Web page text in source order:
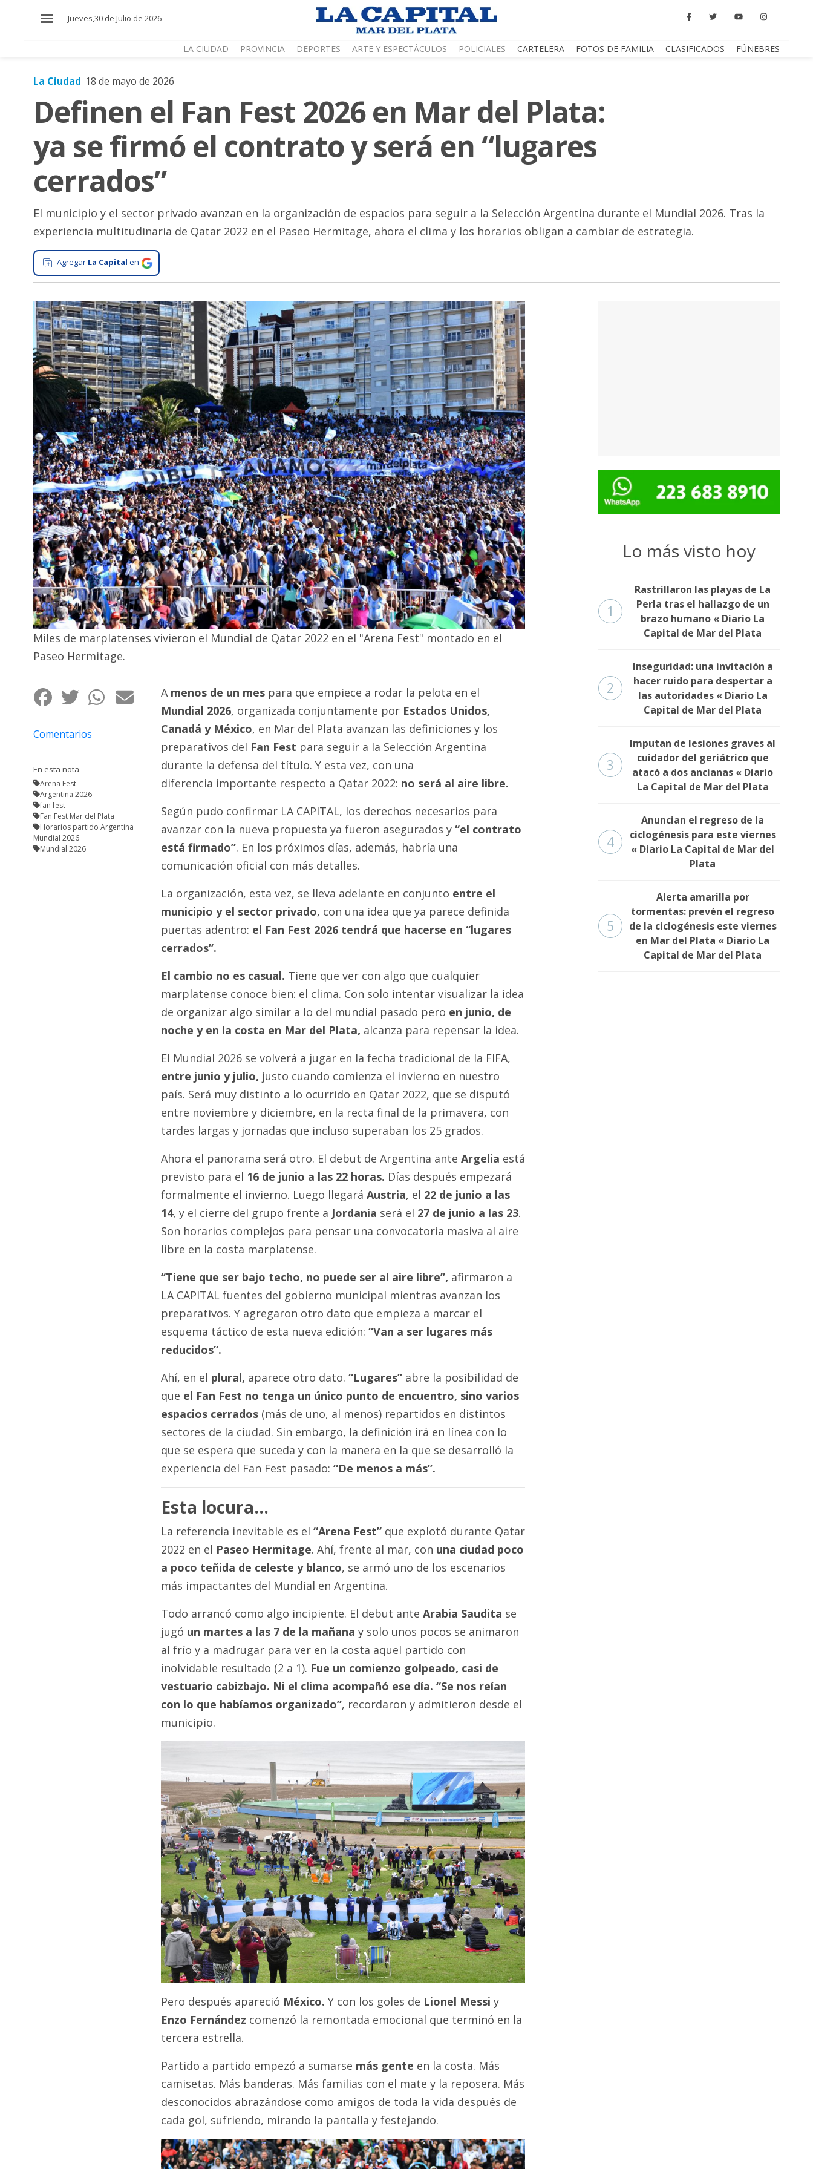
Jueves,30 de Julio de 2026
LA CIUDAD PROVINCIA DEPORTES ARTE Y ESPECTÁCULOS POLICIALES CARTELERA FOTOS DE FAMILIA CLASIFICADOS FÚNEBRES
Zona
Cultura
Tecnología
Gastronomía
General
Ciudad
Deportes
Espectáculos
Policiales
Cartelera
Fotos
Familia
Clasificados
Fúnebres
La Ciudad 18 de mayo de 2026
Definen el Fan Fest 2026 en Mar del Plata:
ya se firmó el contrato y será en “lugares
cerrados”
El municipio y el sector privado avanzan en la organización de espacios para seguir a la Selección Argentina durante el Mundial 2026. Tras la
experiencia multitudinaria de Qatar 2022 en el Paseo Hermitage, ahora el clima y los horarios obligan a cambiar de estrategia.
Agregar La Capital en
Miles de marplatenses vivieron el Mundial de Qatar 2022 en el "Arena Fest" montado en el
Paseo Hermitage.
Comentarios
En esta nota
Arena Fest
Argentina 2026
fan fest
Fan Fest Mar del Plata
Horarios partido Argentina
Mundial 2026
Mundial 2026
A menos de un mespara que empiece a rodar la pelota en el
Mundial 2026, organizada conjuntamente por Estados Unidos,
Canadá y México, en Mar del Plata avanzan las definiciones y los
preparativos del Fan Fest para seguir a la Selección Argentina
durante la defensa del título. Y esta vez, con una
diferencia importante respecto a Qatar 2022: no será al aire libre.
Según pudo confirmar LA CAPITAL, los derechos necesarios para
avanzar con la nueva propuesta ya fueron asegurados y “el contrato
está firmado”. En los próximos días, además, habría una
comunicación oficial con más detalles.
La organización, esta vez, se lleva adelante en conjunto entre el
municipio y el sector privado, con una idea que ya parece definida
puertas adentro: el Fan Fest 2026 tendrá que hacerse en “lugares
cerrados”.
El cambio no es casual. Tiene que ver con algo que cualquier
marplatense conoce bien: el clima. Con solo intentar visualizar la idea
de organizar algo similar a lo del mundial pasado pero en junio, de
noche y en la costa en Mar del Plata, alcanza para repensar la idea.
El Mundial 2026 se volverá a jugar en la fecha tradicional de la FIFA,
entre junio y julio, justo cuando comienza el invierno en nuestro
país. Será muy distinto a lo ocurrido en Qatar 2022, que se disputó
entre noviembre y diciembre, en la recta final de la primavera, con
tardes largas y jornadas que incluso superaban los 25 grados.
Ahora el panorama será otro. El debut de Argentina ante Argelia está
previsto para el 16 de junio a las 22 horas. Días después empezará
formalmente el invierno. Luego llegará Austria, el 22 de junio a las
14, y el cierre del grupo frente a Jordania será el 27 de junio a las 23.
Son horarios complejos para pensar una convocatoria masiva al aire
libre en la costa marplatense.
“Tiene que ser bajo techo, no puede ser al aire libre”, afirmaron a
LA CAPITAL fuentes del gobierno municipal mientras avanzan los
preparativos. Y agregaron otro dato que empieza a marcar el
esquema táctico de esta nueva edición: “Van a ser lugares más
reducidos”.
Ahí, en el plural, aparece otro dato. “Lugares”abre la posibilidad de
que el Fan Fest no tenga un único punto de encuentro, sino varios
espacios cerrados(más de uno, al menos) repartidos en distintos
sectores de la ciudad. Sin embargo, la definición irá en línea con lo
que se espera que suceda y con la manera en la que se desarrolló la
experiencia del Fan Fest pasado: “De menos a más”.
Esta locura…
La referencia inevitable es el “Arena Fest”que explotó durante Qatar
2022 en el Paseo Hermitage. Ahí, frente al mar, con una ciudad poco
a poco teñida de celeste y blanco, se armó uno de los escenarios
más impactantes del Mundial en Argentina.
Todo arrancó como algo incipiente. El debut ante Arabia Saudita se
jugó un martes a las 7 de la mañana y solo unos pocos se animaron
al frío y a madrugar para ver en la costa aquel partido con
inolvidable resultado (2 a 1). Fue un comienzo golpeado, casi de
vestuario cabizbajo. Ni el clima acompañó ese día. “Se nos reían
con lo que habíamos organizado”, recordaron y admitieron desde el
municipio.
Pero después apareció México. Y con los goles de Lionel Messi y
Enzo Fernández comenzó la remontada emocional que terminó en la
tercera estrella.
Partido a partido empezó a sumarse más gente en la costa. Más
camisetas. Más banderas. Más familias con el mate y la reposera. Más
desconocidos abrazándose como amigos de toda la vida después de
cada gol, sufriendo, mirando la pantalla y festejando.
Lo más visto hoy
1
Rastrillaron las playas de La
Perla tras el hallazgo de un
brazo humano « Diario La
Capital de Mar del Plata
2
Inseguridad: una invitación a
hacer ruido para despertar a
las autoridades « Diario La
Capital de Mar del Plata
3
Imputan de lesiones graves al
cuidador del geriátrico que
atacó a dos ancianas « Diario
La Capital de Mar del Plata
4
Anuncian el regreso de la
ciclogénesis para este viernes
« Diario La Capital de Mar del
Plata
5
Alerta amarilla por
tormentas: prevén el regreso
de la ciclogénesis este viernes
en Mar del Plata « Diario La
Capital de Mar del Plata